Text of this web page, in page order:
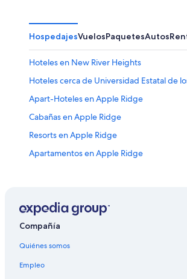
HospedajesVuelosPaquetesAutos
Hoteles en New River Heights
Hoteles cerca de Universidad Estatal de
Apart-Hoteles en Apple Ridge
Cabañas en Apple Ridge
Resorts en Apple Ridge
Apartamentos en Apple Ridge
Condominios en Foscoe
Hoteles cerca de Club de golf Boone
Hoteles cerca de Mini golf y videojuegos
Cabañas en Boone
Compañía
Quiénes somos
Empleo